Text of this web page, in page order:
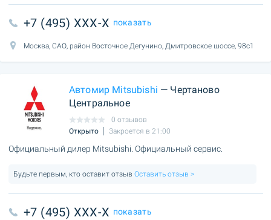
+7 (495) XXX-X показать
Москва, САО, район Восточное Дегунино, Дмитровское шоссе, 98с1
Автомир Mitsubishi — Чертаново
Центральное
0 отзывов
Открыто
Закроется в 21:00
Официальный дилер Mitsubishi. Официальный сервис.
Будьте первым, кто оставит отзыв Оставить отзыв >
+7 (495) XXX-X показать